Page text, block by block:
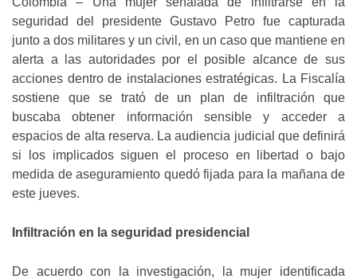
seguridad del presidente Gustavo Petro fue capturada
junto a dos militares y un civil, en un caso que mantiene en
alerta a las autoridades por el posible alcance de sus
acciones dentro de instalaciones estratégicas. La Fiscalía
sostiene que se trató de un plan de infiltración que
buscaba obtener información sensible y acceder a
espacios de alta reserva. La audiencia judicial que definirá
si los implicados siguen el proceso en libertad o bajo
medida de aseguramiento quedó fijada para la mañana de
este jueves.
Infiltración en la seguridad presidencial
De acuerdo con la investigación, la mujer identificada